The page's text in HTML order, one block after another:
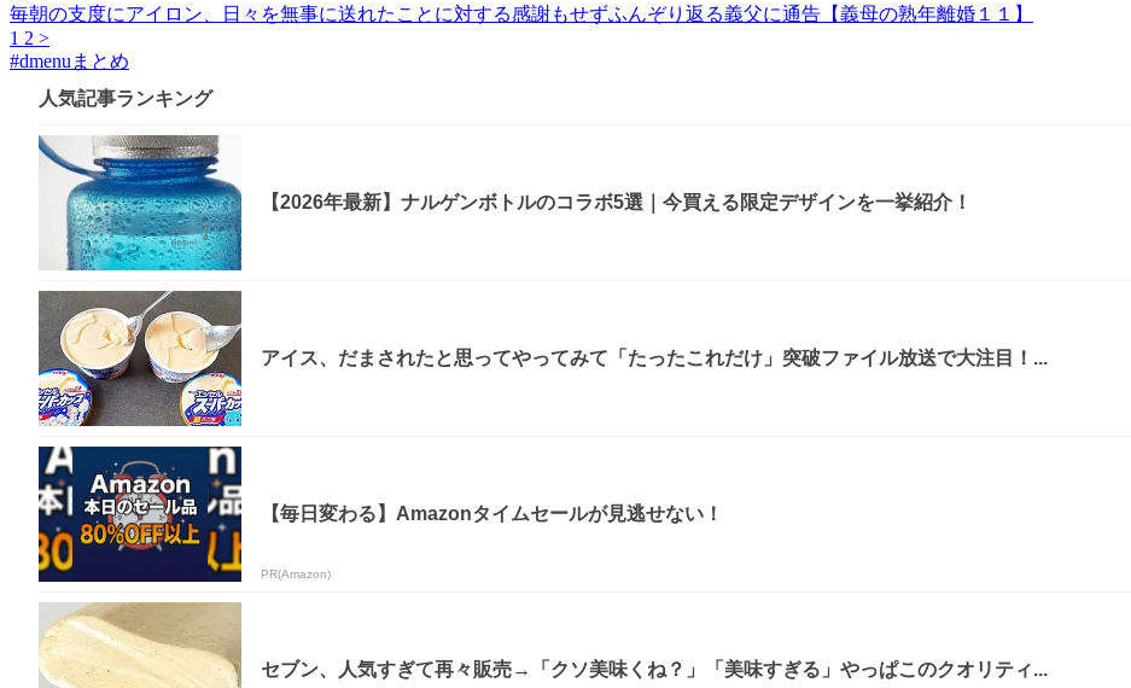
毎朝の支度にアイロン、日々を無事に送れたことに対する感謝もせずふんぞり返る義父に通告【義母の熟年離婚１１】
1 2 >
#dmenuまとめ
人気記事ランキング
【2026年最新】ナルゲンボトルのコラボ5選｜今買える限定デザインを一挙紹介！
アイス、だまされたと思ってやってみて「たったこれだけ」突破ファイル放送で大注目！...
【毎日変わる】Amazonタイムセールが見逃せない！
PR(Amazon)
セブン、人気すぎて再々販売→「クソ美味くね？」「美味すぎる」やっぱこのクオリティ...